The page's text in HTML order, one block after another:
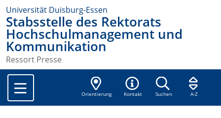
Universität Duisburg-Essen
Stabsstelle des Rektorats
Hochschulmanagement und
Kommunikation
Ressort Presse
Orientierung Kontakt Suchen A-Z